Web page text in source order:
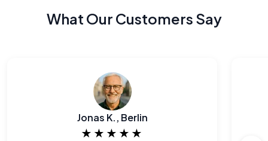
What Our Customers Say
Jonas K., Berlin
★★★★★